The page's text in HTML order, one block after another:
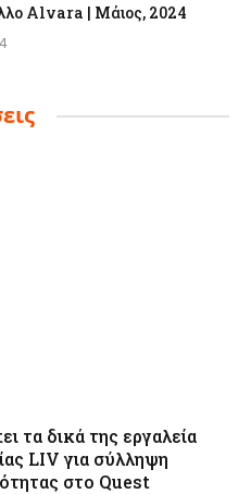
Alvara | Μάιος, 2024
τα δικά της εργαλεία
LIV για σύλληψη
στο Quest